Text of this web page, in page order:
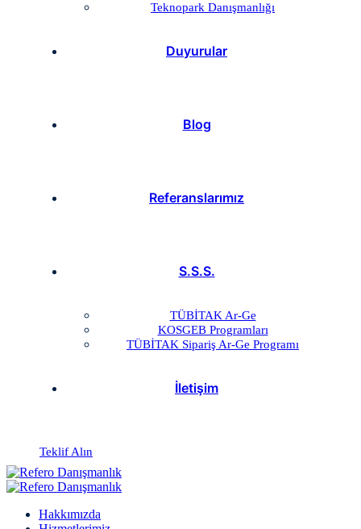
Teknopark Danışmanlığı
Duyurular
Blog
Referanslarımız
S.S.S.
TÜBİTAK Ar-Ge
KOSGEB Programları
TÜBİTAK Sipariş Ar-Ge Programı
İletişim
Teklif Alın
Hakkımızda